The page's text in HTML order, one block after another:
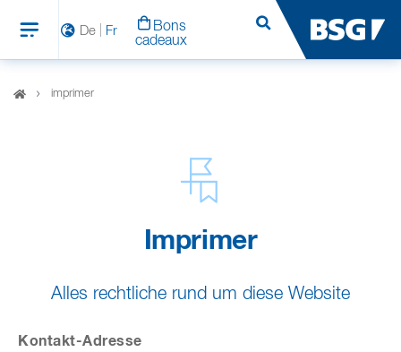
De Fr
Bons
cadeaux
Rechercher
imprimer
Imprimer
Alles rechtliche rund um diese Website
Kontakt-Adresse